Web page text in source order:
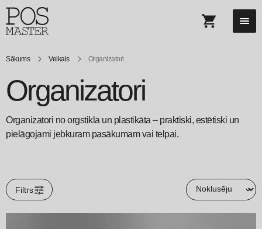
Sākums Veikals Organizatori
Organizatori
Organizatori no orgstikla un plastikāta – praktiski, estētiski un
pielāgojami jebkuram pasākumam vai telpai.
Filtrs